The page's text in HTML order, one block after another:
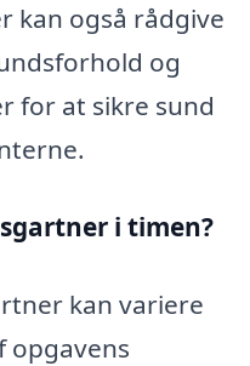
kan også rådgive
og
for at sikre sund
i timen?
kan variere